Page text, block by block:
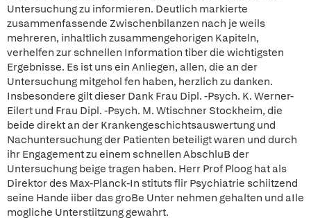
Untersuchung zu informieren. Deutlich markierte
zusammenfassende Zwischenbilanzen nach je weils
mehreren, inhaltlich zusammengehorigen Kapiteln,
verhelfen zur schnellen Information tiber die wichtigsten
Ergebnisse. Es ist uns ein Anliegen, allen, die an der
Untersuchung mitgehol fen haben, herzlich zu danken.
Insbesondere gilt dieser Dank Frau Dipl. -Psych. K. Werner-
Eilert und Frau Dipl. -Psych. M. Wtischner Stockheim, die
beide direkt an der Krankengeschichtsauswertung und
Nachuntersuchung der Patienten beteiligt waren und durch
ihr Engagement zu einem schnellen AbschluB der
Untersuchung beige tragen haben. Herr Prof Ploog hat als
Direktor des Max-Planck-In stituts flir Psychiatrie schiitzend
seine Hande iiber das groBe Unter nehmen gehalten und aIle
mogliche Unterstiitzung gewahrt.